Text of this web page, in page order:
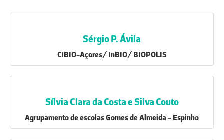
Sérgio P. Ávila
CIBIO-Açores/ InBIO/ BIOPOLIS
Sílvia Clara da Costa e Silva Couto
Agrupamento de escolas Gomes de Almeida - Espinho